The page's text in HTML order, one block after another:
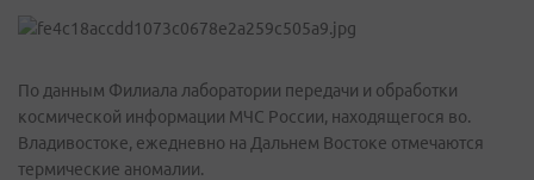
По данным Филиала лаборатории передачи и обработки
космической информации МЧС России, находящегося во.
Владивостоке, ежедневно на Дальнем Востоке отмечаются
термические аномалии.